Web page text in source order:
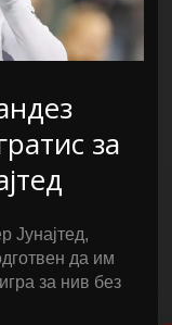
за
Јунајтед,
да им
за нив без